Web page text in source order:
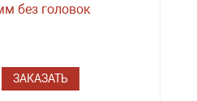
без головок
ЗАКАЗАТЬ